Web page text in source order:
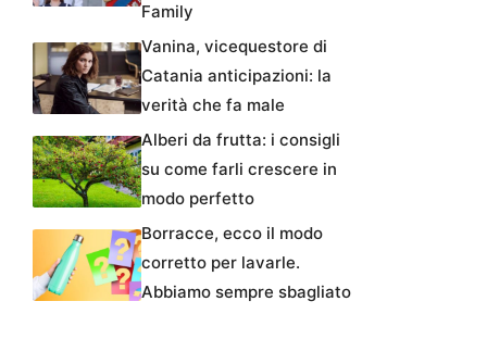
Family
Vanina, vicequestore di
Catania anticipazioni: la
verità che fa male
Alberi da frutta: i consigli
su come farli crescere in
modo perfetto
Borracce, ecco il modo
corretto per lavarle.
Abbiamo sempre sbagliato